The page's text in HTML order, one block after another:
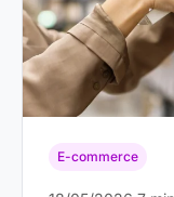
E-commerce